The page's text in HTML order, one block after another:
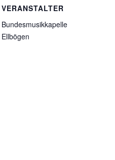
VERANSTALTER
Bundesmusikkapelle
Ellbögen